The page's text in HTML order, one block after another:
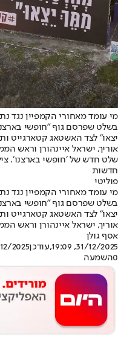
מי עומד מאחורי הקמפיין נגד
בשלט שפרסם גוף ״חופשי
יצאו״ לצד האשטאג קטארגייט
אוריך, ישראל איינהורן וראש
שלט חדש של ׳חופשי בארצנו׳.
חדשות
פוליטי
מי עומד מאחורי הקמפיין נגד
בשלט שפרסם גוף ״חופשי
יצאו״ לצד האשטאג קטארגייט
אוריך, ישראל איינהורן וראש
אסף גולן
31/12/2025, 19:09
,עודכן2025, 19:25
0השמעה